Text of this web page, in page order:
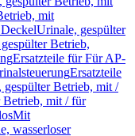
mit
Urinale, gespülter
Betrieb,
Ersatzteile für Für AP-
Ersatzteile
gespülter Betrieb, mit /
Betrieb, mit / für
Mit
wasserloser